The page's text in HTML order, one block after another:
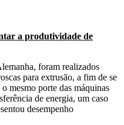
a produtividade de
foram realizados
para extrusão, a fim de se
mesmo porte das máquinas
de energia, um caso
desempenho